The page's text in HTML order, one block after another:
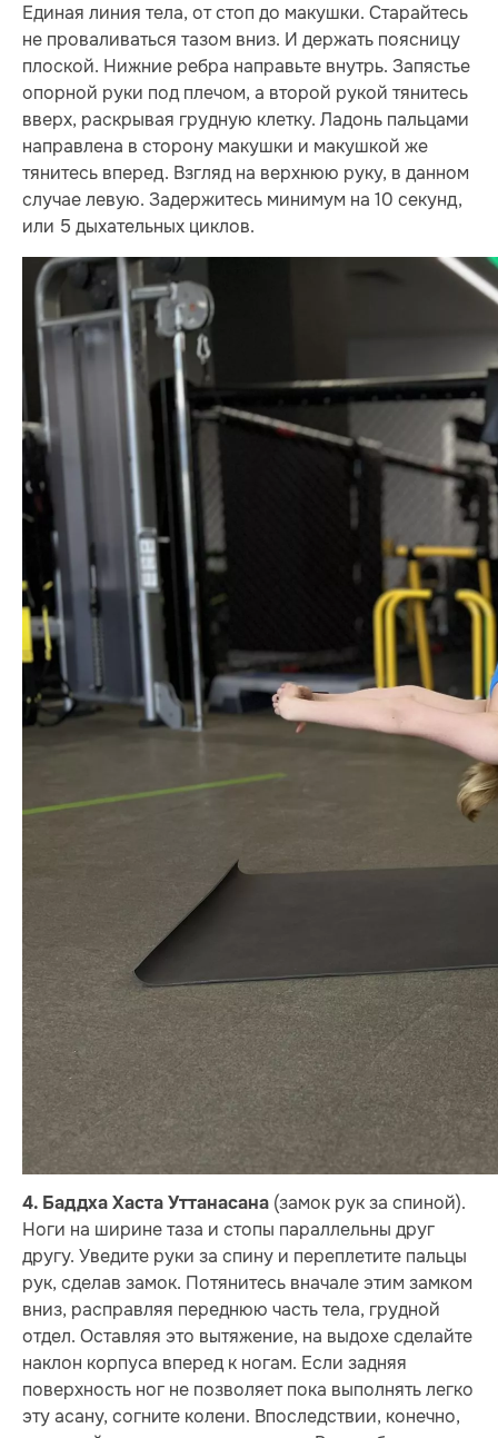
Единая линия тела, от стоп до макушки. Старайтесь
не проваливаться тазом вниз. И держать поясницу
плоской. Нижние ребра направьте внутрь. Запястье
опорной руки под плечом, а второй рукой тянитесь
вверх, раскрывая грудную клетку. Ладонь пальцами
направлена в сторону макушки и макушкой же
тянитесь вперед. Взгляд на верхнюю руку, в данном
случае левую. Задержитесь минимум на 10 секунд,
или 5 дыхательных циклов.
4. Баддха Хаста Уттанасана (замок рук за спиной).
Ноги на ширине таза и стопы параллельны друг
другу. Уведите руки за спину и переплетите пальцы
рук, сделав замок. Потянитесь вначале этим замком
вниз, расправляя переднюю часть тела, грудной
отдел. Оставляя это вытяжение, на выдохе сделайте
наклон корпуса вперед к ногам. Если задняя
поверхность ног не позволяет пока выполнять легко
эту асану, согните колени. Впоследствии, конечно,